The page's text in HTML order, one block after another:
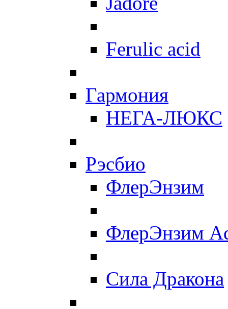
Ferulic acid
Гармония
НЕГА-ЛЮКС
Рэсбио
ФлерЭнзим
ФлерЭнзим
Сила Дракона